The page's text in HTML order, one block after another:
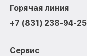
Горячая линия
+7 (831) 238-94-25
Сервис